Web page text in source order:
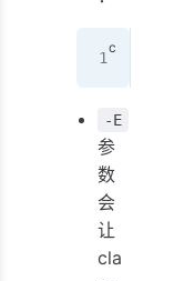
-E
参
数
会
让
cla